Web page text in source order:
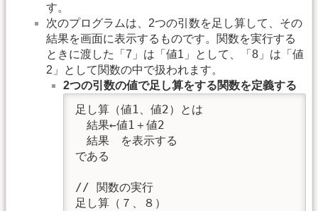
す。
次のプログラムは、2つの引数を足し算して、その
結果を画面に表示するものです。関数を実行する
ときに渡した「7」は「値1」として、「8」は「値
2」として関数の中で扱われます。
2つの引数の値で足し算をする関数を定義する
足し算（値1、値2）とは
結果←値1＋値2
結果　を表示する
である
// 関数の実行
足し算（７、８）